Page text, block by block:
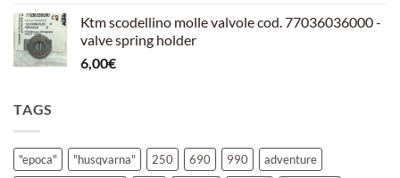
Ktm scodellino molle valvole cod. 77036036000 -
valve spring holder
6,00€
TAGS
"epoca" "husqvarna" 250 690 990
adventure